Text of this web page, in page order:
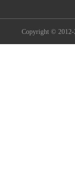
Copyright ©